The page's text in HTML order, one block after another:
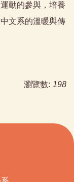
動的參與，培養
文系的溫暖與傳
瀏覽數: 198